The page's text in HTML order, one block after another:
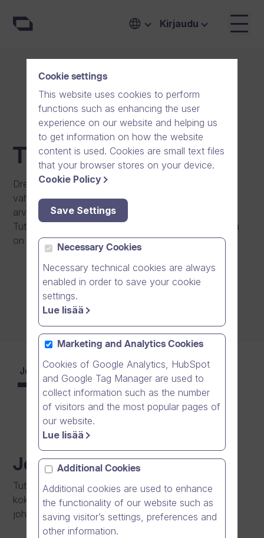
Kirjaudu
Tiimimme
Dream Brokerilla henkilöstömme on suurin
vahvuutemme ja voimavaramme. Tinkimättömät
arvomme ovat olleet osa matkaamme alusta asti.
Tutustu intohimoisten asiantuntijoidemme tiimiin, joka
on kasvanut yhdessä yrityksen kanssa.
Johto Neuvonantajat
Johto
Tutustu johtoryhmäämme, jolla on vuosikymmenten
kokemus alalta sekä yhteistyöstä Dream Brokerin
johtamisessa
Cookie settings
This website uses cookies to perform
functions such as enhancing the user
experience on our website and helping us
to get information on how the website
content is used. Cookies are small text files
that your browser stores on your device.
Cookie Policy
Save Settings
Necessary Cookies
Necessary technical cookies are always
enabled in order to save your cookie
settings.
Lue lisää
Marketing and Analytics Cookies
Cookies of Google Analytics, HubSpot
and Google Tag Manager are used to
collect information such as the number
of visitors and the most popular pages of
our website.
Lue lisää
Additional Cookies
Additional cookies are used to enhance
the functionality of our website such as
saving visitor’s settings, preferences and
other information.